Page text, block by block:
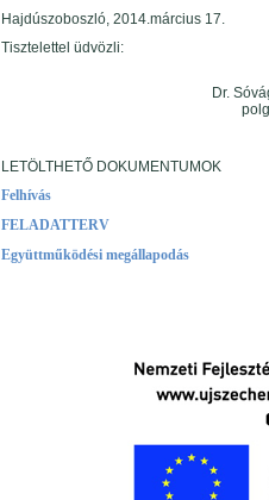
Hajdúszoboszló, 2014.március 17.
Tisztelettel üdvözli:
Dr.
LETÖLTHETŐ DOKUMENTUMOK
Felhívás
FELADATTERV
Együttműködési megállapodás